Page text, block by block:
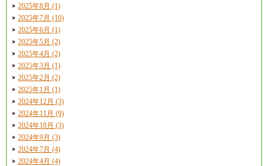
2025年8月 (1)
2025年7月 (10)
2025年6月 (1)
2025年5月 (2)
2025年4月 (2)
2025年3月 (1)
2025年2月 (2)
2025年1月 (1)
2024年12月 (3)
2024年11月 (9)
2024年10月 (3)
2024年9月 (3)
2024年7月 (4)
2024年4月 (4)